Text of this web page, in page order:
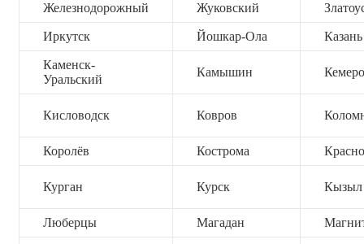
Железнодорожный Жуковский
Иркутск Йошкар-Ола Казань
Каменск-
Уральский
Камышин
Кисловодск Ковров
Королёв Кострома
Курган Курск Кызыл
Люберцы Магадан